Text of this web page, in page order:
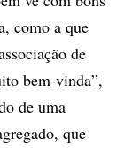
como a que
de
bem-vinda”,
de uma
que